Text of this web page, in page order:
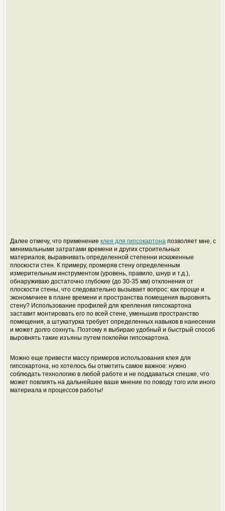
Далее отмечу, что применение клея для гипсокартонапозволяет мне, с
минимальными затратами времени и других строительных
материалов, выравнивать определенной степенни искаженные
плоскости стен. К примеру, промеряв стену определенным
измерительным инструментом (уровень, правило, шнур и т.д.),
обнаруживаю достаточно глубокие (до 30-35 мм) отклонения от
плоскости стены, что следовательно вызывает вопрос: как проще и
экономичнее в плане времени и пространства помещения выровнять
стену? Использование профилей для крепления гипсокартона
заставит монтировать его по всей стене, уменьшив пространство
помещения, а штукатурка требует определенных навыков в нанесении
и может долго сохнуть. Поэтому я выбираю удобный и быстрый способ
выровнять такие изъяны путем поклейки гипсокартона.
Можно еще привести массу примеров использования клея для
гипсокартона, но хотелось бы отметить самое важное: нужно
соблюдать технологию в любой работе и не поддаваться спешке, что
может повлиять на дальнейшее ваше мнение по поводу того или иного
материала и процессов работы!